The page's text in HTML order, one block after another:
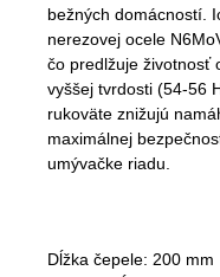
bežných domácností.
nerezovej ocele
čo predlžuje životnosť
vyššej tvrdosti (54-56
rukoväte znižujú
maximálnej
umývačke riadu.
Dĺžka čepele: 200 mm